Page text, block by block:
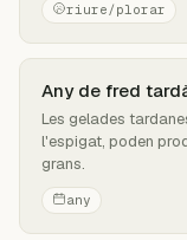
riure/plorar
Any de fred
Les gelades
l'espigat, poden
grans.
any